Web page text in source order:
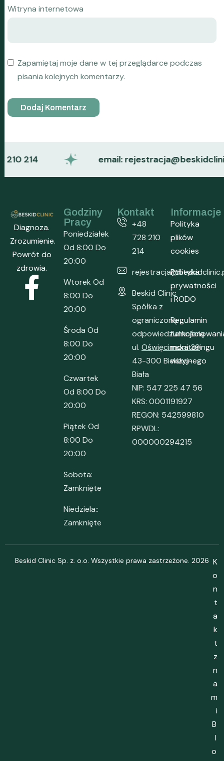
Witryna internetowa
Zapamiętaj moje dane w tej przeglądarce podczas
pisania kolejnych komentarzy.
214 email: rejestracja@beskidclinic.pl
Diagnoza.
Zrozumienie.
Powrót do
zdrowia.
Godziny
Pracy
Poniedziałek
Od 8:00 Do
20:00
Wtorek Od
8:00 Do
20:00
Środa Od
8:00 Do
20:00
Czwartek
Od 8:00 Do
20:00
Piątek Od
8:00 Do
20:00
Sobota:
Zamknięte
Niedziela::
Zamknięte
Kontakt
+48
728 210
214
Beskid Clinic
Spółka z
ograniczoną
odpowiedzialnością
ul. Oświęcimska 39
43-300 Bielsko-
Biała
NIP: 547 225 47 56
KRS: 0001191927
REGON: 542599810
RPWDL:
000000294215
Informacje
Polityka
plików
cookies
Polityka
prywatności
i RODO
Regulamin
monitoringu
wizyjnego
Beskid Clinic Sp. z. o.o. Wszystkie prawa zastrzeżone. 2026 K
o
n
t
a
k
t
z
n
a
m
i
B
l
o